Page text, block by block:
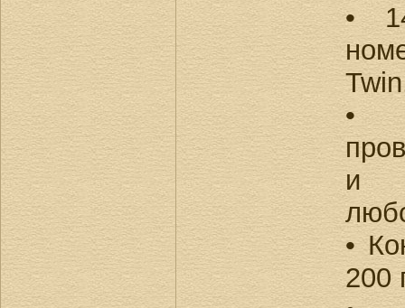
•
•
и
•
200